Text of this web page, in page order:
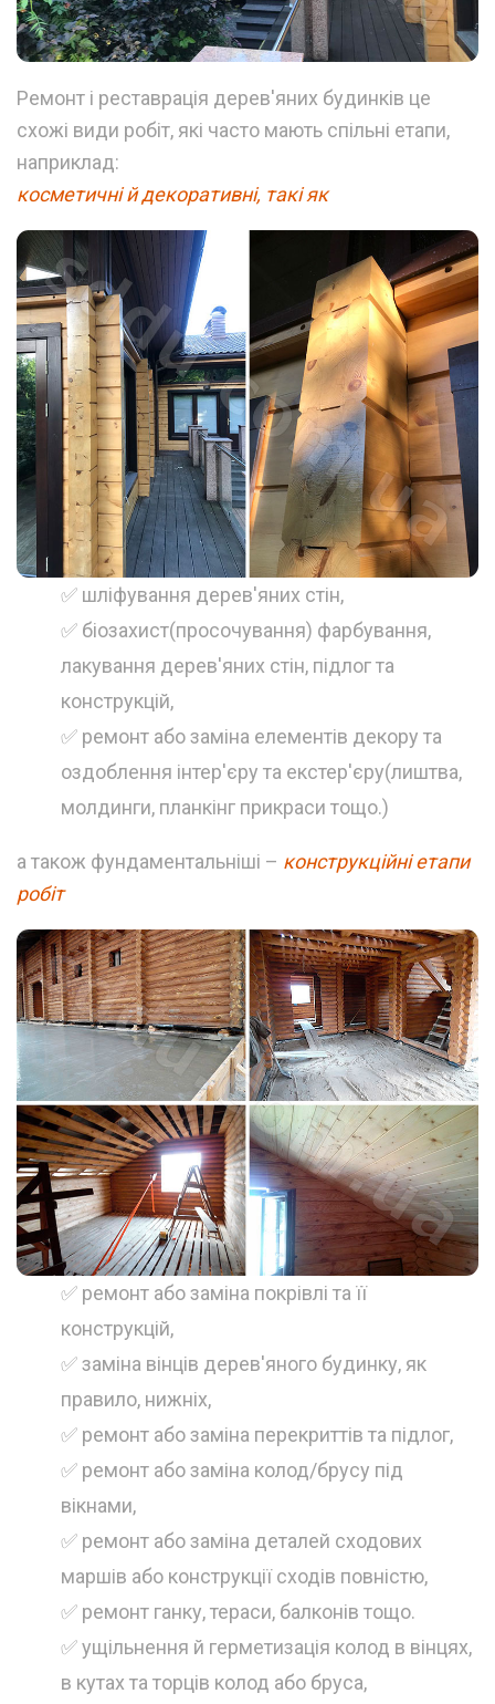
Ремонт і реставрація дерев'яних будинків це
схожі види робіт, які часто мають спільні етапи,
наприклад:
косметичні й декоративні, такі як
✅ шліфування дерев'яних стін,
✅ біозахист(просочування) фарбування,
лакування дерев'яних стін, підлог та
конструкцій,
✅ ремонт або заміна елементів декору та
оздоблення інтер'єру та екстер'єру(лиштва,
молдинги, планкінг прикраси тощо.)
а також фундаментальніші – конструкційні етапи
робіт
✅ ремонт або заміна покрівлі та її
конструкцій,
✅ заміна вінців дерев'яного будинку, як
правило, нижніх,
✅ ремонт або заміна перекриттів та підлог,
✅ ремонт або заміна колод/брусу під
вікнами,
✅ ремонт або заміна деталей сходових
маршів або конструкції сходів повністю,
✅ ремонт ганку, тераси, балконів тощо.
✅ ущільнення й герметизація колод в вінцях,
в кутах та торців колод або бруса,